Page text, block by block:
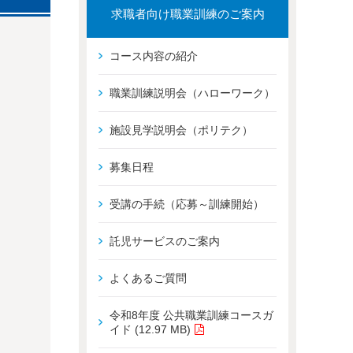
求職者向け職業訓練のご案内
コース内容の紹介
職業訓練説明会（ハローワーク）
施設見学説明会（ポリテク）
募集日程
受講の手続（応募～訓練開始）
託児サービスのご案内
よくあるご質問
令和8年度 公共職業訓練コースガ
イド (12.97 MB)